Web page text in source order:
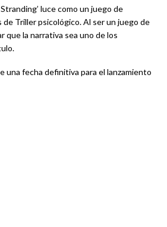
luce como un juego de
Triller psicológico. Al ser un juego de
que la narrativa sea uno de los
una fecha definitiva para el lanzamiento